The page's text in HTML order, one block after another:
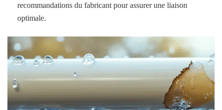
recommandations du fabricant pour assurer une liaison
optimale.